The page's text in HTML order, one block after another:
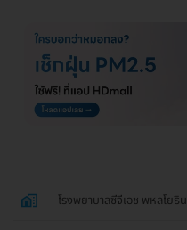
โรงพยาบาลซีจีเอช พหลโยธิน